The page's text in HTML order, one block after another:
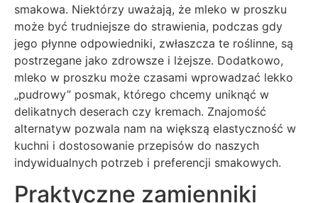
smakowa. Niektórzy uważają, że mleko w proszku
może być trudniejsze do strawienia, podczas gdy
jego płynne odpowiedniki, zwłaszcza te roślinne, są
postrzegane jako zdrowsze i lżejsze. Dodatkowo,
mleko w proszku może czasami wprowadzać lekko
„pudrowy” posmak, którego chcemy uniknąć w
delikatnych deserach czy kremach. Znajomość
alternatyw pozwala nam na większą elastyczność w
kuchni i dostosowanie przepisów do naszych
indywidualnych potrzeb i preferencji smakowych.
Praktyczne zamienniki